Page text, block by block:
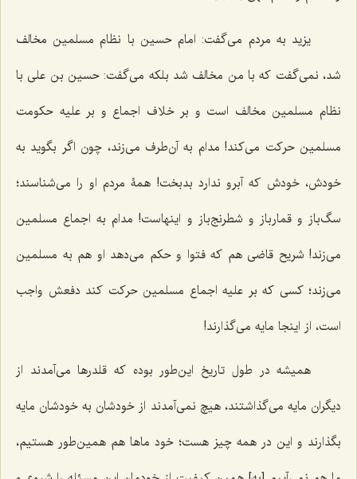
یزید به مردم مى‌گفت: امام حسین با نظام مسلمین مخالف
شد، نمى‌گفت که با من مخالف شد بلکه مى‌گفت: حسین بن على با
نظام مسلمین مخالف است و بر خلاف اجماع و بر علیه حکومت
مسلمین حرکت مى‌کند! مدام به آن‌طرف مى‌زند، چون اگر بگوید به
خودش، خودش که آبرو ندارد بدبخت! همۀ مردم او را مى‌شناسند؛
سگ‌باز و قمار‌باز و شطرنج‌باز و اینهاست! مدام به اجماع مسلمین
مى‌زند! شریح قاضى هم که فتوا و حکم مى‌دهد او هم به مسلمین
مى‌زند؛ کسى که بر علیه اجماع مسلمین حرکت کند دفعش واجب
است، از اینجا مایه مى‌گذارند!
همیشه در طول تاریخ این‌طور بوده که قلدرها مى‌آمدند از
دیگران مایه مى‌گذاشتند، هیچ نمى‌آمدند از خودشان به خودشان مایه
بگذارند و این در همه چیز هست؛ خود ماها هم همین‌طور هستیم،